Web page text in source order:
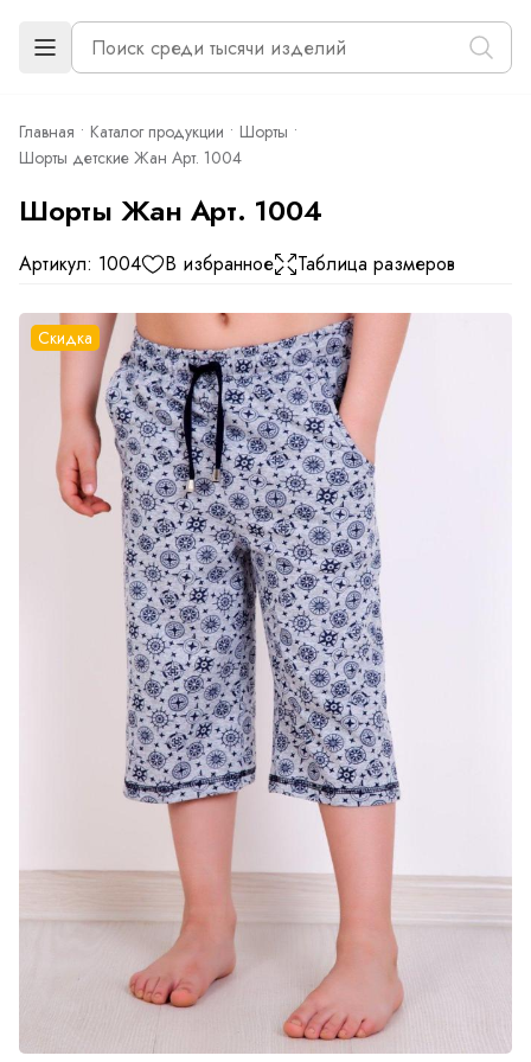
Главная Каталог продукции
Шорты
Шорты детские Жан Арт. 1004
Шорты Жан Арт. 1004
Артикул: 1004 В избранное Таблица размеров
Скидка